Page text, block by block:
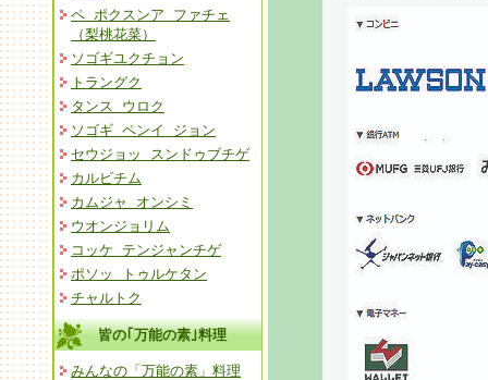
ペ ポクスンア ファチェ
（梨桃花菜）
ソゴギユクチョン
トラングク
タンス ウロク
ソゴギ ペンイ ジョン
セウジョッ スンドゥブチゲ
カルビチム
カムジャ オンシミ
ウオンジョリム
コッケ テンジャンチゲ
ポソッ トゥルケタン
チャルトク
皆の｢万能の素｣料理
みんなの「万能の素」料理